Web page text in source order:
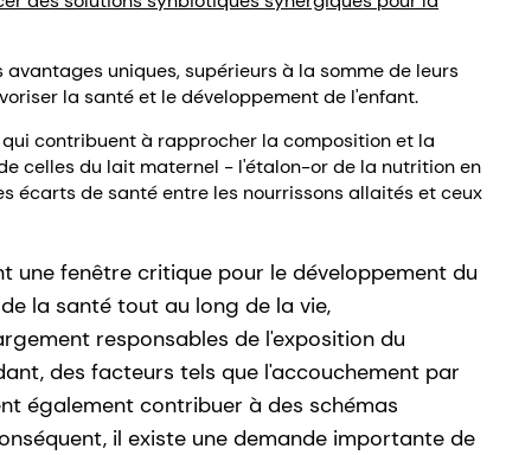
uniques, supérieurs à la somme de leurs
la santé et le développement de l'enfant.
contribuent à rapprocher la composition et la
celles du lait maternel - l'étalon-or de la nutrition en
écarts de santé entre les nourrissons allaités et ceux
une fenêtre critique pour le développement du
la santé tout au long de la vie,
responsables de l'exposition du
des facteurs tels que l'accouchement par
également contribuer à des schémas
il existe une demande importante de